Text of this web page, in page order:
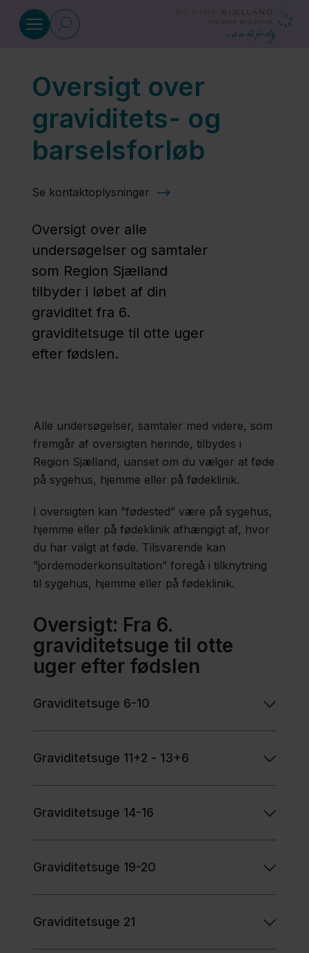
Graviditet
Egen
læge
Ambulatorium
for gravide
(svangre) 06-
Konsultation
hos
jordemoder
over
graviditets-
og
barselsforløb
Fødselsforberedelse
Forskning
Region
Sjælland
Oversigt over
graviditets- og
barselsforløb
Se kontaktoplysninger
Oversigt over alle
undersøgelser og samtaler
som Region Sjælland
tilbyder i løbet af din
graviditet fra 6.
graviditetsuge til otte uger
efter fødslen.
Alle undersøgelser, samtaler med videre, som
fremgår af oversigten herinde, tilbydes i
Region Sjælland, uanset om du vælger at føde
på sygehus, hjemme eller på fødeklinik.
I oversigten kan ”fødested” være på sygehus,
hjemme eller på fødeklinik afhængigt af, hvor
du har valgt at føde. Tilsvarende kan
”jordemoderkonsultation” fo​regå i tilknytning
til sygehus, hjemme eller på fødeklinik.​​​
Oversigt: Fra 6.
graviditetsuge til otte
uger efter fødslen​
Graviditetsuge 6-10
Graviditetsuge 11+2 - 13+6
Graviditetsuge 14-16
Graviditetsuge 19-20
Graviditetsuge 21